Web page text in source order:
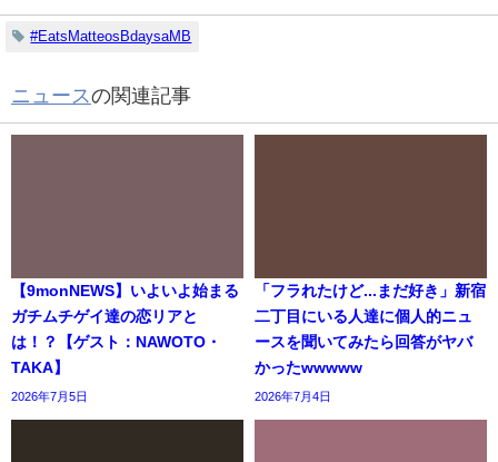
#EatsMatteosBdaysaMB
ニュースの関連記事
【9monNEWS】いよいよ始まる
ガチムチゲイ達の恋リアと
は！？【ゲスト：NAWOTO・
TAKA】
2026年7月5日
「フラれたけど...まだ好き」新宿
二丁目にいる人達に個人的ニュ
ースを聞いてみたら回答がヤバ
かったwwwww
2026年7月4日